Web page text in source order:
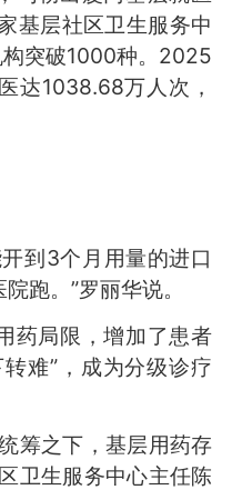
基层社区卫生服务中
突破1000种。2025
达1038.68万人次，
到3个月用量的进口
跑。”罗丽华说。
局限，增加了患者
难”，成为分级诊疗
之下，基层用药存
卫生服务中心主任陈